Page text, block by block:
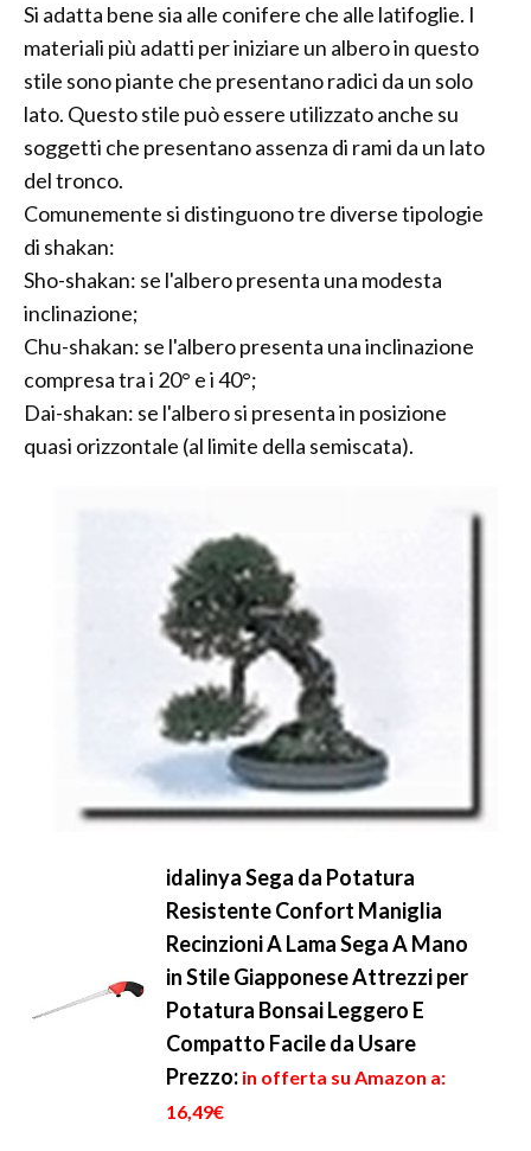
Si adatta bene sia alle conifere che alle latifoglie. I
materiali più adatti per iniziare un albero in questo
stile sono piante che presentano radici da un solo
lato. Questo stile può essere utilizzato anche su
soggetti che presentano assenza di rami da un lato
del tronco.
Comunemente si distinguono tre diverse tipologie
di shakan:
Sho-shakan: se l'albero presenta una modesta
inclinazione;
Chu-shakan: se l'albero presenta una inclinazione
compresa tra i 20° e i 40°;
Dai-shakan: se l'albero si presenta in posizione
quasi orizzontale (al limite della semiscata).
idalinya Sega da Potatura
Resistente Confort Maniglia
Recinzioni A Lama Sega A Mano
in Stile Giapponese Attrezzi per
Potatura Bonsai Leggero E
Compatto Facile da Usare
Prezzo: in offerta su Amazon a:
16,49€